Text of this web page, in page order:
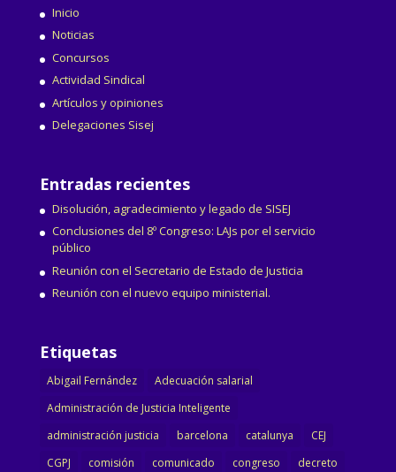
Inicio
Noticias
Concursos
Actividad Sindical
Artículos y opiniones
Delegaciones Sisej
Entradas recientes
Disolución, agradecimiento y legado de SISEJ
Conclusiones del 8º Congreso: LAJs por el servicio
público
Reunión con el Secretario de Estado de Justicia
Reunión con el nuevo equipo ministerial.
Etiquetas
Abigail Fernández
Adecuación salarial
Administración de Justicia Inteligente
administración justicia
barcelona catalunya
CEJ
CGPJ
comisión comunicado congreso
decreto